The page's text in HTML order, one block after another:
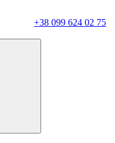
+38 099 624 02 75